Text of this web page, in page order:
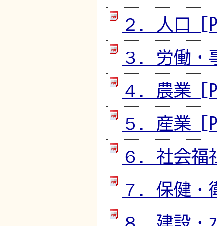
２．人口
３．労働・
４．農業
５．産業
６．社会福
７．保健・
８．建設・